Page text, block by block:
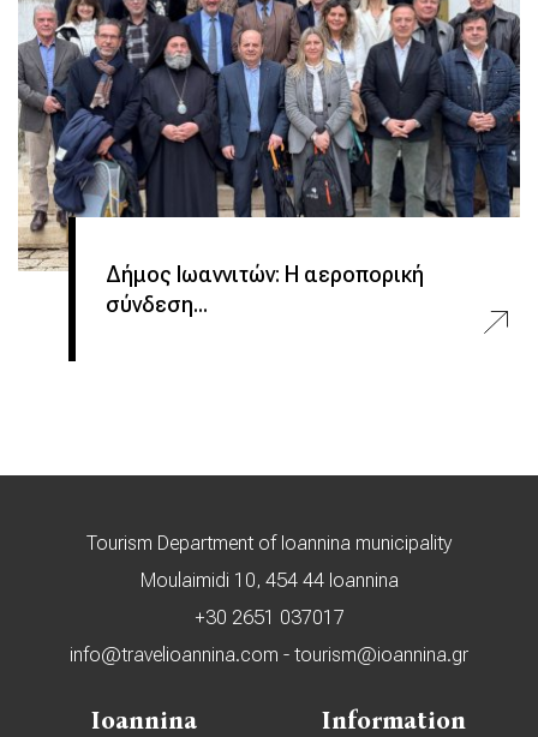
Δήμος Ιωαννιτών: Η αεροπορική
σύνδεση...
Tourism Department of Ioannina municipality
Moulaimidi 10, 454 44 Ioannina
+30 2651 037017
info@travelioannina.com - tourism@ioannina.gr
Ioannina
Information